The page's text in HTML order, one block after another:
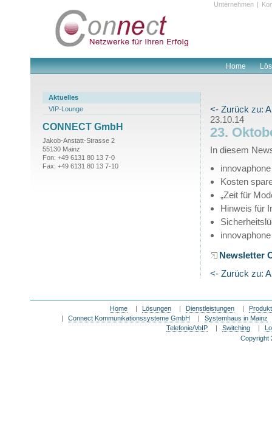
<- Zurück zu:
23.10.14
23.
In diesem
Kosten
„Zeit für
Hinweis für
Newsletter
<- Zurück zu:
Aktuelles
VIP-Lounge
CONNECT GmbH
Jakob-Anstatt-Strasse 2
55130 Mainz
Fon: +49 6131 80 13 7-0
Fax: +49 6131 80 13 7-10
Home | Lösungen | Dienstleistungen |
|
Connect Kommunikationssysteme GmbH |
Systemhaus in Mainz
Telefonie/VoIP
| Switching |
Copyright
Unternehmen |
Home